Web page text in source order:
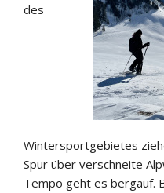
des
Wintersportgebietes
Spur über verschneite
Tempo geht es bergauf.